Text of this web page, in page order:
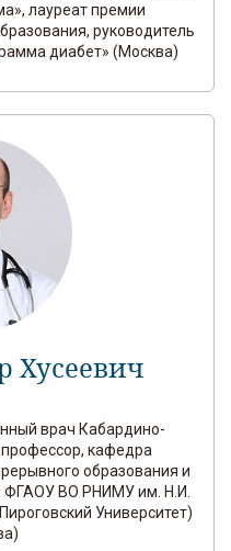
лауреат премии
руководитель
диабет» (Москва)
Хусеевич
врач Кабардино-
профессор, кафедра
образования и
ФГАОУ ВО РНИМУ им. Н.И.
Университет)